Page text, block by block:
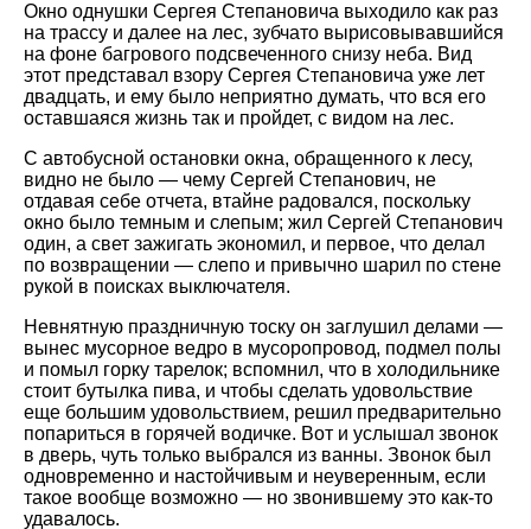
Окно однушки Сергея Степановича выходило как раз
на трассу и далее на лес, зубчато вырисовывавшийся
на фоне багрового подсвеченного снизу неба. Вид
этот представал взору Сергея Степановича уже лет
двадцать, и ему было неприятно думать, что вся его
оставшаяся жизнь так и пройдет, с видом на лес.
С автобусной остановки окна, обращенного к лесу,
видно не было — чему Сергей Степанович, не
отдавая себе отчета, втайне радовался, поскольку
окно было темным и слепым; жил Сергей Степанович
один, а свет зажигать экономил, и первое, что делал
по возвращении — слепо и привычно шарил по стене
рукой в поисках выключателя.
Невнятную праздничную тоску он заглушил делами —
вынес мусорное ведро в мусоропровод, подмел полы
и помыл горку тарелок; вспомнил, что в холодильнике
стоит бутылка пива, и чтобы сделать удовольствие
еще большим удовольствием, решил предварительно
попариться в горячей водичке. Вот и услышал звонок
в дверь, чуть только выбрался из ванны. Звонок был
одновременно и настойчивым и неуверенным, если
такое вообще возможно — но звонившему это как-то
удавалось.